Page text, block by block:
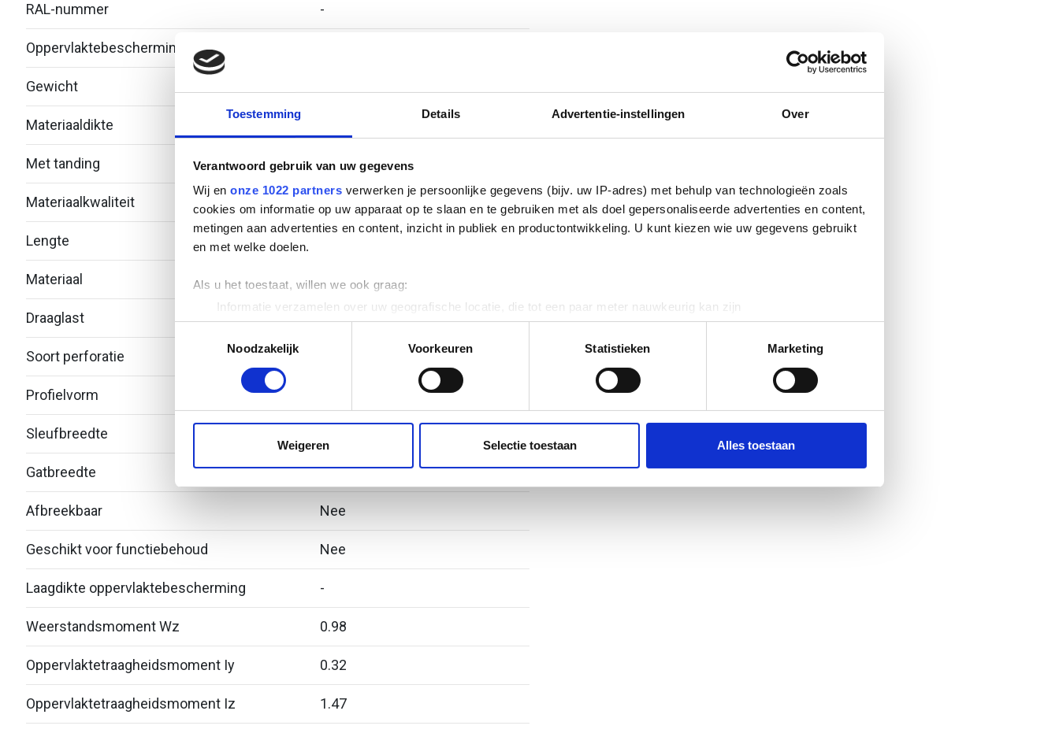
Toestemming Details Advertentie-instellingen Over
Verantwoord gebruik van uw gegevens
Wij en onze 1022 partners verwerken je persoonlijke gegevens (bijv. uw IP-adres) met behulp van technologieën zoals
cookies om informatie op uw apparaat op te slaan en te gebruiken met als doel gepersonaliseerde advertenties en content,
metingen aan advertenties en content, inzicht in publiek en productontwikkeling. U kunt kiezen wie uw gegevens gebruikt
en met welke doelen.
Als u het toestaat, willen we ook graag:
Informatie verzamelen over uw geografische locatie, die tot een paar meter nauwkeurig kan zijn
Uw apparaat identificeren door het actief te scannen op specifieke eigenschappen (fingerprinting)
Lees meer over hoe uw persoonlijke gegevens worden verwerkt en stel uw voorkeuren in het
detailgedeeltein. U kunt uw
toestemming op elk moment wijzigen of intrekken in de Cookieverklaring.
websiteverkeer te analyseren. Ook delen we informatie over uw gebruik van onze site met onze partners voor social
media, adverteren en analyse. Deze partners kunnen deze gegevens combineren met andere informatie die u aan ze heeft
Noodzakelijk
Voorkeuren Statistieken Marketing
Weigeren Selectie toestaan Alles toestaan
RAL-nummer -
Oppervlaktebescherming
Gewicht
Materiaaldikte
Met tanding Nee
Materiaalkwaliteit
Lengte
Materiaal Staal
Draaglast -
Soort perforatie
Profielvorm
Sleufbreedte
Gatbreedte -
Afbreekbaar Nee
Geschikt voor functiebehoud Nee
Laagdikte oppervlaktebescherming -
Weerstandsmoment Wz 0.98
Oppervlaktetraagheidsmoment Iy 0.32
Oppervlaktetraagheidsmoment Iz 1.47